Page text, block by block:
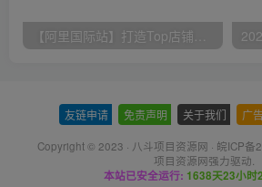
【阿里国际站】打造Top店铺&获得优质询盘客户，​95%的国际站讲师不会说的运营技巧
友链申请 免责声明 关于我们 广
Copyright © 2023 · 八斗项目资源网 · 皖ICP备
项目资源网强力驱动.
本站已安全运行: 1638天23小时